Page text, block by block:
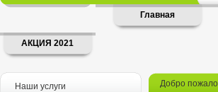
Главная
АКЦИЯ 2021
Наши услуги Добро